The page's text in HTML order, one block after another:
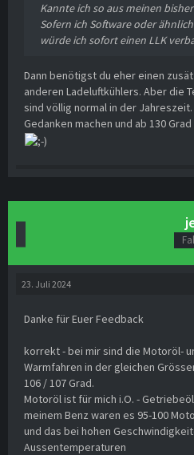
Kannte ich so aus meinen
Sofern ich Software oder
würde ich sofort einen LLK
Dann benötigst du eher einen
anderen Ladeluftkühlers. Aber die
sind völlig normal in der
Gedanken machen und ab 130
23. Juli 2024
Danke für Euer Feedback
korrekt - bei mir sind die Motoröl-
Warmfahren in der gleichen
106 / 107 Grad.
Motoröl ist für mich i.O. -
meinem Benz waren es 95-100
und das bei hohen
Aussentemperaturen